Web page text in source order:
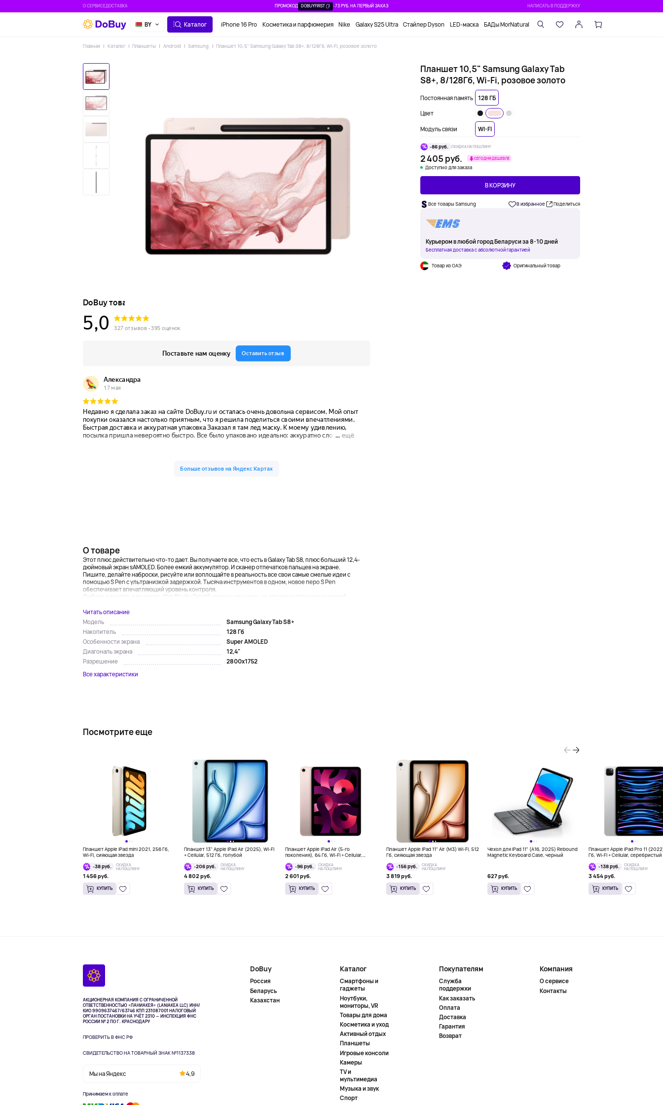
О СЕРВИСЕДОСТАВКА ПРОМОКОД DOBUYFIRST -73 РУБ. НА ПЕРВЫЙ ЗАКАЗ НАПИСАТЬ В ПОДДЕРЖКУ
BY Каталог iPhone 16 Pro Косметика и парфюмерия Nike Galaxy S25 Ultra Стайлер Dyson LED-маска БАДы MorNatural
Главная Каталог Планшеты Android Samsung Планшет 10,5" Samsung Galaxy Tab S8+, 8/128Гб, Wi-Fi, розовое золото
Планшет 10,5" Samsung Galaxy Tab
S8+, 8/128Гб, Wi-Fi, розовое золото
Постоянная память 128 ГБ
Цвет
Модуль связи WI-FI
-86 руб. СКИДКА НА ПОШЛИНУ
2 405 руб. СЕГОДНЯ ДЕШЕВЛЕ
Доступно для заказа
В КОРЗИНУ
Все товары Samsung В избранное Поделиться
Курьером в любой город Беларуси за 8-10 дней
Бесплатная доставка с абсолютной гарантией
Товар из ОАЭ Оригинальный товар
О товаре
Этот плюс действительно что-то дает. Вы получаете все, что есть в Galaxy Tab S8, плюс больший 12,4-
дюймовый экран sAMOLED. Более емкий аккумулятор. И сканер отпечатков пальцев на экране.
Пишите, делайте наброски, рисуйте или воплощайте в реальность все свои самые смелые идеи с
помощью S Pen с ультранизкой задержкой. Тысяча инструментов в одном, новое перо S Pen
обеспечивает впечатляющий уровень контроля.
Любите рисовать или писать Clip Studio Paint5 создана специально для таких творческих людей,...
Читать описание
Модель
Samsung Galaxy Tab S8+
Накопитель
128 Гб
Особенности экрана
Super AMOLED
Диагональ экрана
12,4"
Разрешение
2800x1752
Все характеристики
Посмотрите еще
Планшет Apple iPad mini 2021, 256 Гб,
Wi-Fi, сияющая звезда
-38 руб.
СКИДКА
НА ПОШЛИНУ
1 456 руб.
КУПИТЬ
Планшет 13" Apple iPad Air (2025), Wi-Fi
+ Cellular, 512 Гб, голубой
-206 руб.
СКИДКА
НА ПОШЛИНУ
4 802 руб.
КУПИТЬ
Планшет Apple iPad Air (5-го
поколения), 64 Гб, Wi-Fi + Cellular,
-96 руб.
СКИДКА
НА ПОШЛИНУ
2 601 руб.
КУПИТЬ
Планшет Apple iPad 11" Air (M3) Wi-Fi, 512
Гб, сияющая звезда
-156 руб.
СКИДКА
НА ПОШЛИНУ
3 819 руб.
КУПИТЬ
Чехол для iPad 11" (A16, 2025) Rebound
Magnetic Keyboard Case, черный
627 руб.
КУПИТЬ
Планшет Apple iPad Pro 11
Гб, Wi-Fi + Cellular, серебристый
-138 руб.
СКИДКА
НА ПОШЛИНУ
3 454 руб.
КУПИТЬ
АКЦИОНЕРНАЯ КОМПАНИЯ С ОГРАНИЧЕННОЙ
ОТВЕТСТВЕННОСТЬЮ «ЛАНИАКЕЯ» (LANIAKEA LLC) ИНН/
КИО 9909637467/63746 КПП 231087001НАЛОГОВЫЙ
ОРГАН ПОСТАНОВКИ НА УЧЁТ 2310 — ИНСПЕКЦИЯ ФНС
РОССИИ № 2 ПО Г. КРАСНОДАРУ
ПРОВЕРИТЬ В ФНС РФ
СВИДЕТЕЛЬСТВО НА ТОВАРНЫЙ ЗНАК №1137338
Мы на Яндекс 4,9
Принимаем к оплате
DoBuy
Россия
Беларусь
Казахстан
Каталог
Смартфоны и
гаджеты
Ноутбуки,
мониторы, VR
Товары для дома
Косметика и уход
Активный отдых
Планшеты
Игровые консоли
Камеры
TV и
мультимедиа
Музыка и звук
Спорт
Покупателям
Служба
поддержки
Как заказать
Оплата
Доставка
Гарантия
Возврат
Компания
О сервисе
Контакты